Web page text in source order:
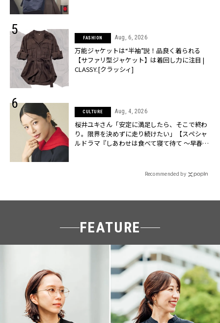
FASHION Aug, 6, 2026
万能ジャケットは“半袖”説！品良く着られる
【サファリ型ジャケット】は着回し力に注目 |
CLASSY.[クラッシィ]
CULTURE Aug, 4, 2026
桜井ユキさん「安定に満足したら、そこで終わ
り。限界を決めずに走り続けたい」【スペシャ
ルドラマ『しあわせは食べて寝て待て ～早春の
Recommended by
FEATURE